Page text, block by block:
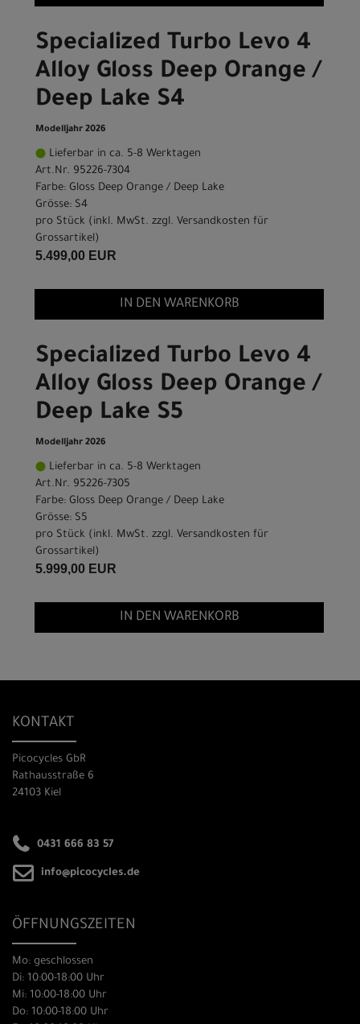
Specialized Turbo Levo 4
Alloy Gloss Deep Orange /
Deep Lake S4
Modelljahr 2026
Lieferbar in ca. 5-8 Werktagen
Art.Nr. 95226-7304
Farbe: Gloss Deep Orange / Deep Lake
Grösse: S4
pro Stück (inkl. MwSt. zzgl. Versandkosten für
Grossartikel)
5.499,00 EUR
IN DEN WARENKORB
Specialized Turbo Levo 4
Alloy Gloss Deep Orange /
Deep Lake S5
Modelljahr 2026
Lieferbar in ca. 5-8 Werktagen
Art.Nr. 95226-7305
Farbe: Gloss Deep Orange / Deep Lake
Grösse: S5
pro Stück (inkl. MwSt. zzgl. Versandkosten für
Grossartikel)
5.999,00 EUR
IN DEN WARENKORB
KONTAKT
Picocycles GbR
Rathausstraße 6
24103 Kiel
0431 666 83 57
info@picocycles.de
ÖFFNUNGSZEITEN
Mo: geschlossen
Di: 10:00-18:00 Uhr
Mi: 10:00-18:00 Uhr
Do: 10:00-18:00 Uhr